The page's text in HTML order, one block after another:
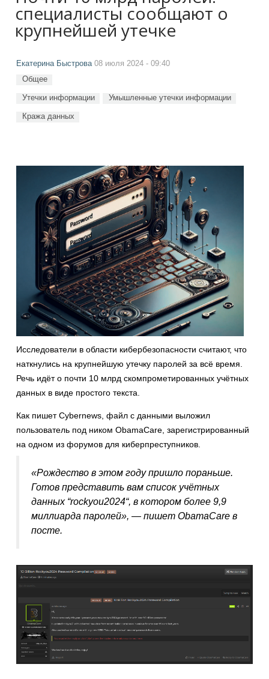
специалисты сообщают о
крупнейшей утечке
Екатерина Быстрова08 июля 2024 - 09:40
Общее
Утечки информации Умышленные утечки информации
Кража данных
Исследователи в области кибербезопасности считают, что
наткнулись на крупнейшую утечку паролей за всё время.
Речь идёт о почти 10 млрд скомпрометированных учётных
данных в виде простого текста.
Как пишет Cybernews, файл с данными выложил
пользователь под ником ObamaCare, зарегистрированный
на одном из форумов для киберпреступников.
«Рождество в этом году пришло пораньше.
Готов представить вам список учётных
данных “rockyou2024“, в котором более 9,9
миллиарда паролей», — пишет ObamaCare в
посте.